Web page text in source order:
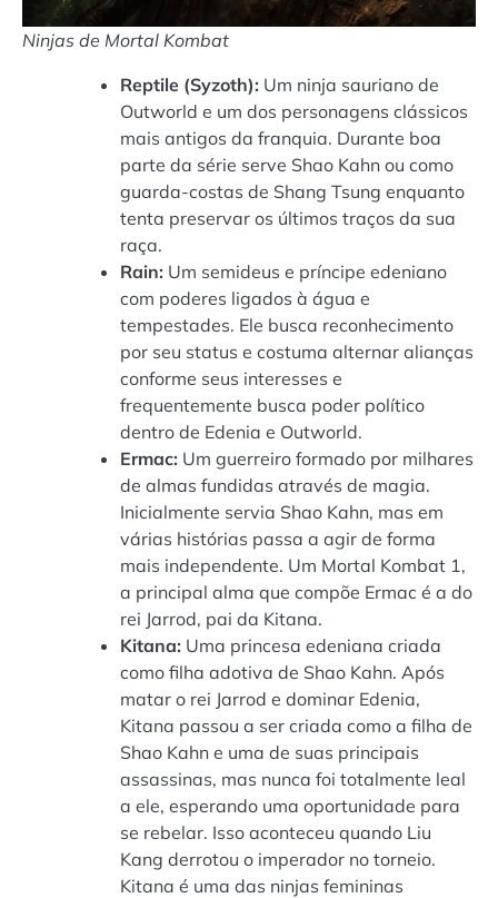
Ninjas de Mortal Kombat
Reptile (Syzoth): Um ninja sauriano de
Outworld e um dos personagens clássicos
mais antigos da franquia. Durante boa
parte da série serve Shao Kahn ou como
guarda-costas de Shang Tsung enquanto
tenta preservar os últimos traços da sua
raça.
Rain: Um semideus e príncipe edeniano
com poderes ligados à água e
tempestades. Ele busca reconhecimento
por seu status e costuma alternar alianças
conforme seus interesses e
frequentemente busca poder político
dentro de Edenia e Outworld.
Ermac: Um guerreiro formado por milhares
de almas fundidas através de magia.
Inicialmente servia Shao Kahn, mas em
várias histórias passa a agir de forma
mais independente. Um Mortal Kombat 1,
a principal alma que compõe Ermac é a do
rei Jarrod, pai da Kitana.
Kitana: Uma princesa edeniana criada
como filha adotiva de Shao Kahn. Após
matar o rei Jarrod e dominar Edenia,
Kitana passou a ser criada como a filha de
Shao Kahn e uma de suas principais
assassinas, mas nunca foi totalmente leal
a ele, esperando uma oportunidade para
se rebelar. Isso aconteceu quando Liu
Kang derrotou o imperador no torneio.
Kitana é uma das ninjas femininas